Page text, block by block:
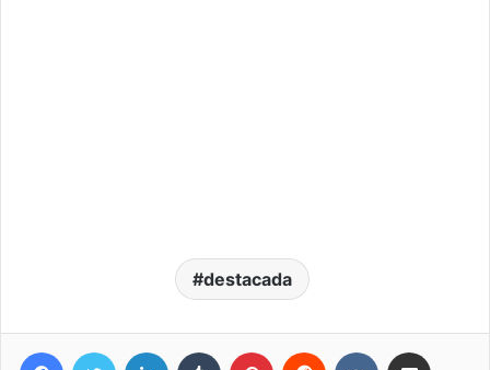
destacada
FacebookTwitter LinkedIn Tumblr Pinterest Reddit VKontakte